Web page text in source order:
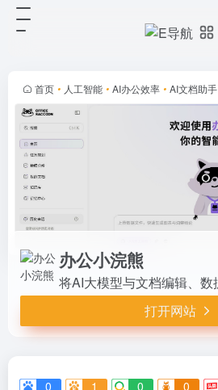
首页 • 人工智能 • AI办公效率 • AI文档助手
办公小浣熊
打开网站
0 1 0 0
作平台和知识管理空间。